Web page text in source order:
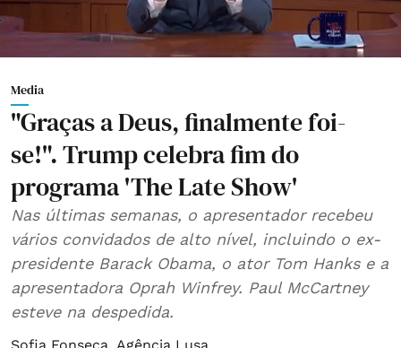
Media
"Graças a Deus, finalmente foi-
se!". Trump celebra fim do
programa 'The Late Show'
Nas últimas semanas, o apresentador recebeu
vários convidados de alto nível, incluindo o ex-
presidente Barack Obama, o ator Tom Hanks e a
apresentadora Oprah Winfrey. Paul McCartney
esteve na despedida.